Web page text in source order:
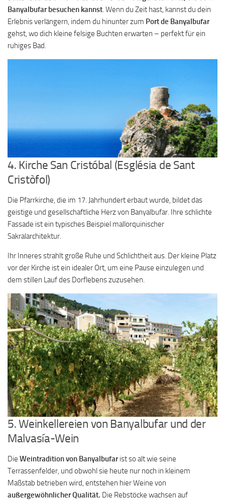
Banyalbufar besuchen kannst . Wenn du Zeit hast, kannst du dein
Erlebnis verlängern, indem du hinunter zum Port de Banyalbufar
gehst, wo dich kleine felsige Buchten erwarten – perfekt für ein
ruhiges Bad.
4. Kirche San Cristóbal (Església de Sant
Cristòfol)
Die Pfarrkirche, die im 17. Jahrhundert erbaut wurde, bildet das
geistige und gesellschaftliche Herz von Banyalbufar. Ihre schlichte
Fassade ist ein typisches Beispiel mallorquinischer
Sakralarchitektur.
Ihr Inneres strahlt große Ruhe und Schlichtheit aus. Der kleine Platz
vor der Kirche ist ein idealer Ort, um eine Pause einzulegen und
dem stillen Lauf des Dorflebens zuzusehen.
5. Weinkellereien von Banyalbufar und der
Malvasía-Wein
Die Weintradition von Banyalbufarist so alt wie seine
Terrassenfelder, und obwohl sie heute nur noch in kleinem
Maßstab betrieben wird, entstehen hier Weine von
außergewöhnlicher Qualität. Die Rebstöcke wachsen auf